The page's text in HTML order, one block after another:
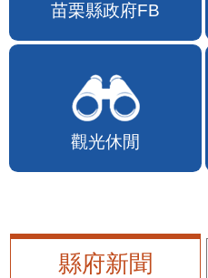
苗栗縣政府FB
觀光休閒
縣府新聞